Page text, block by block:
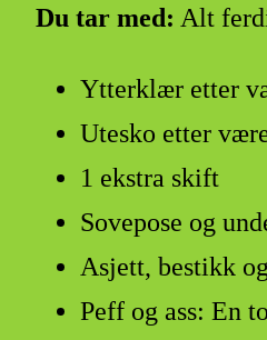
Du tar med: Alt
Ytterklær etter
Utesko etter
1 ekstra skift
Sovepose og
Asjett, bestikk
Peff og ass: En